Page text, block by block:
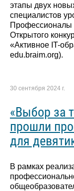
этапы двух
специалистов
Профессионалы
Открытого
«Активное IT-
edu.braim.org).
30 сентября 2024 г.
«Выбор за
прошли
для
В рамках